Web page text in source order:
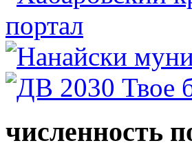
численность